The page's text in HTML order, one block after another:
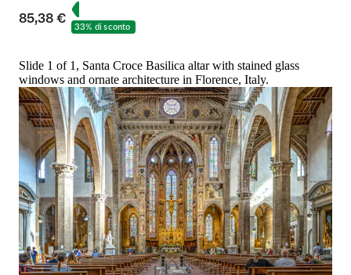
85,38 € 33% di sconto
Slide 1 of 1, Santa Croce Basilica altar with stained glass
windows and ornate architecture in Florence, Italy.